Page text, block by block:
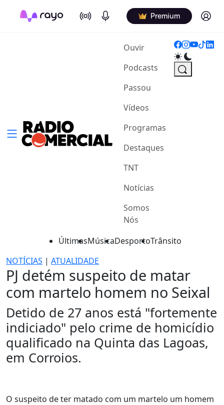
On Air Podcasts Premium Log in
Ouvir(current)
Podcasts
Passou
Vídeos
Programas
Destaques
TNT
Notícias
Somos
Nós
ÚltimasMúsicaDesportoTrânsito
NOTÍCIAS | ATUALIDADE
PJ detém suspeito de matar
com martelo homem no Seixal
Detido de 27 anos está "fortemente
indiciado" pelo crime de homicídio
qualificado na Quinta das Lagoas,
em Corroios.
O suspeito de ter matado com um martelo um homem